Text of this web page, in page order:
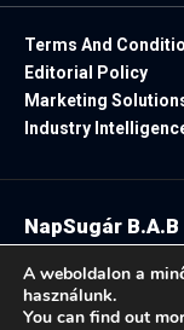
Terms And
Editorial Policy
Marketing
Industry
NapSugár B.A.B
A weboldalon a
használunk.
You can find out